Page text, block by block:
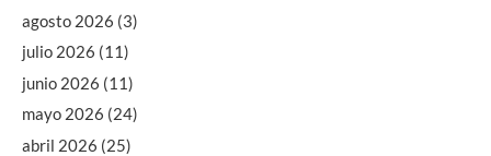
agosto 2026 (3)
julio 2026 (11)
junio 2026 (11)
mayo 2026 (24)
abril 2026 (25)